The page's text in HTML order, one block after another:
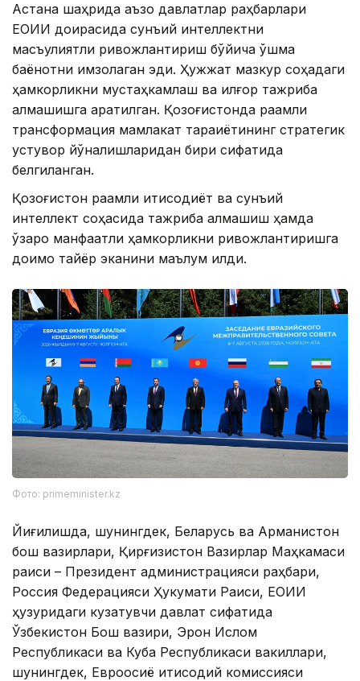
Астана шаҳрида аъзо давлатлар раҳбарлари
ЕОИИ доирасида сунъий интеллектни
масъулиятли ривожлантириш бўйича қўшма
баёнотни имзолаган эди. Ҳужжат мазкур соҳадаги
ҳамкорликни мустаҳкамлаш ва илғор тажриба
алмашишга қаратилган. Қозоғистонда рақамли
трансформация мамлакат тараққиётининг стратегик
устувор йўналишларидан бири сифатида
белгиланган.
Қозоғистон рақамли иқтисодиёт ва сунъий
интеллект соҳасида тажриба алмашиш ҳамда
ўзаро манфаатли ҳамкорликни ривожлантиришга
доимо тайёр эканини маълум қилди.
Фото: primeminister.kz
Йиғилишда, шунингдек, Беларусь ва Арманистон
бош вазирлари, Қирғизистон Вазирлар Маҳкамаси
раиси – Президент администрацияси раҳбари,
Россия Федерацияси Ҳукумати Раиси, ЕОИИ
ҳузуридаги кузатувчи давлат сифатида
Ўзбекистон Бош вазири, Эрон Ислом
Республикаси ва Куба Республикаси вакиллари,
шунингдек, Евроосиё иқтисодий комиссияси